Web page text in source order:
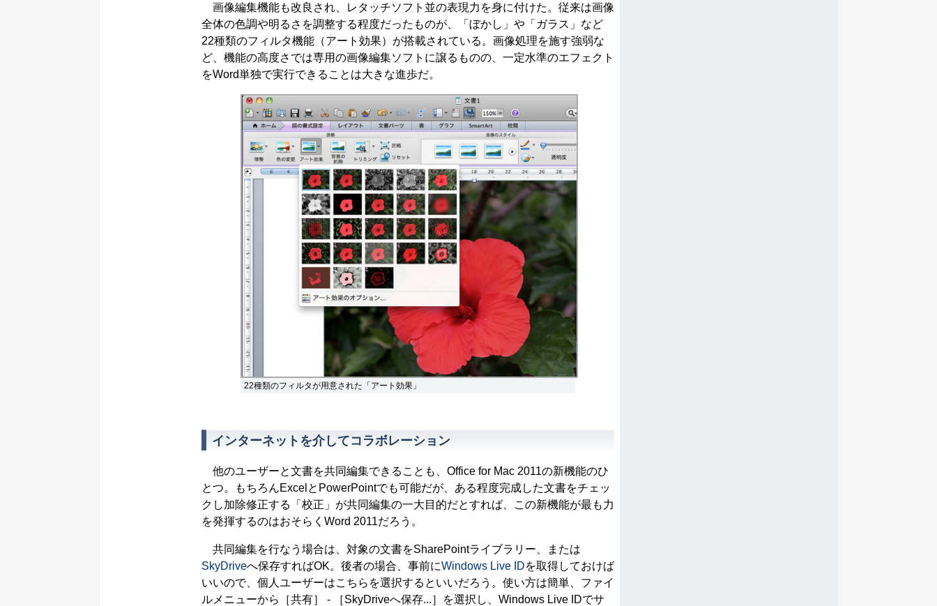
画像編集機能も改良され、レタッチソフト並の表現力を身に付けた。従来は画像
全体の色調や明るさを調整する程度だったものが、「ぼかし」や「ガラス」など
22種類のフィルタ機能（アート効果）が搭載されている。画像処理を施す強弱な
ど、機能の高度さでは専用の画像編集ソフトに譲るものの、一定水準のエフェクト
をWord単独で実行できることは大きな進歩だ。
22種類のフィルタが用意された「アート効果」
インターネットを介してコラボレーション
他のユーザーと文書を共同編集できることも、Office for Mac 2011の新機能のひ
とつ。もちろんExcelとPowerPointでも可能だが、ある程度完成した文書をチェッ
クし加除修正する「校正」が共同編集の一大目的だとすれば、この新機能が最も力
を発揮するのはおそらくWord 2011だろう。
共同編集を行なう場合は、対象の文書をSharePointライブラリー、または
SkyDriveへ保存すればOK。後者の場合、事前にWindows Live IDを取得しておけば
いいので、個人ユーザーはこちらを選択するといいだろう。使い方は簡単、ファイ
ルメニューから［共有］ - ［SkyDriveへ保存...］を選択し、Windows Live IDでサ